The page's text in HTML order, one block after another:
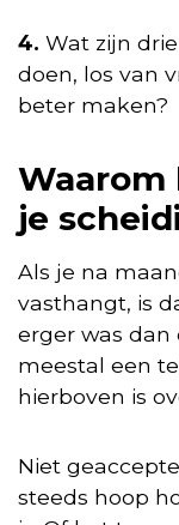
4. Wat zijn
doen, los van
beter maken?
Waarom
je
Als je na
vasthangt, is
erger was dan
meestal een
hierboven is
Niet
steeds hoop